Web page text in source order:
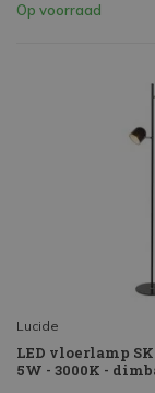
Op voorraad
Lucide
LED vloerlamp
5W - 3000K -